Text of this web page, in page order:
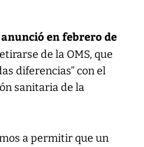
en febrero de
de la OMS, que
diferencias” con el
sanitaria de la
a permitir que un